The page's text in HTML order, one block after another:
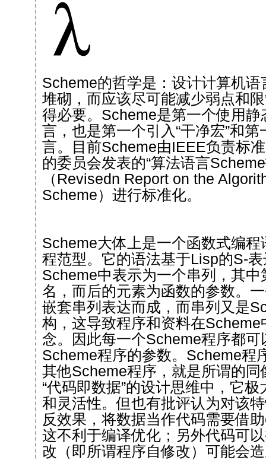
Scheme的哲学是：设计计算机
堆砌，而应该尽可能减少弱点和
得必要。Scheme是第一个使用
言，也是第一个引入“干净宏”和
言。目前Scheme由IEEE负责标
的委员会发表的“算法语言
（Revisedn Report on the
Scheme）进行标准化。
Scheme大体上是一个函数式编
程范型。它的语法基于Lisp的S-
Scheme中表示为一个串列，其
名，而后的元素为函数的参数。
嵌套串列表达而成，而串列又是
构，这导致程序和资料在
念。因此每一个Scheme程序都可
Scheme程序的参数。Scheme程
其他Scheme程序，就是所谓的
“代码即数据”的设计思维中，它
和灵活性。但也有批评认为对该
反效果，将数据当作代码需要借
这不利于编译优化；另外代码可
改（即所谓程序自修改）可能会